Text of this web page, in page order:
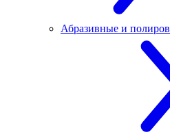
Абразивные и